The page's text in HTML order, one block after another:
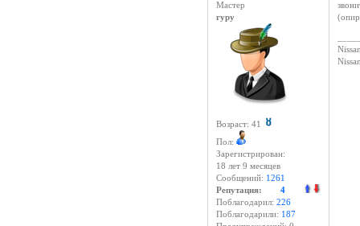
Мастер
гуру
Возраст: 41
Пол:
Зарегистрирован:
18 лет 9 месяцев
Сообщений: 1261
Репутация: 4
Поблагодарил: 226
Поблагодарили: 187